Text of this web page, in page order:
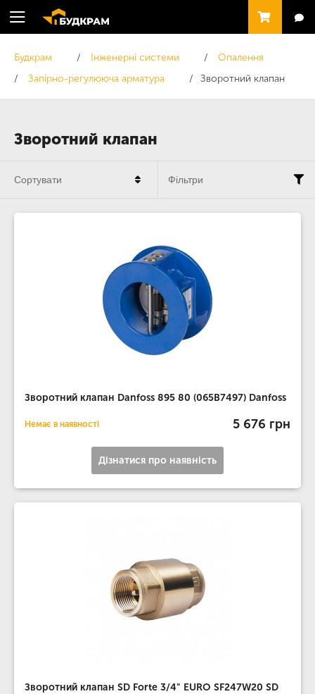
Зворотний клапан
Будкрам Інженерні системи
Опалення
Запірно-регулююча арматура
Зворотний клапан
Зворотний клапан Danfoss 895 80 (065B7497) Danfoss
Немає в наявності 5 676 грн
Дізнатися про наявність
Зворотний клапан SD Forte 3/4" EURO SF247W20 SD
Сортувати Фільтри